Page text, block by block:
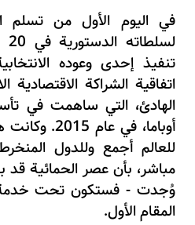
في اليوم الأول من تسلم
تنفيذ إحدى وعوده
اتفاقية الشراكة الاقتصادية
الهادئ، التي ساهمت في
أوباما، في
للعالم أجمع وللدول
مباشر، بأن عصر الحمائية قد
وُجدت - فستكون تحت خدمة
المقام الأول.